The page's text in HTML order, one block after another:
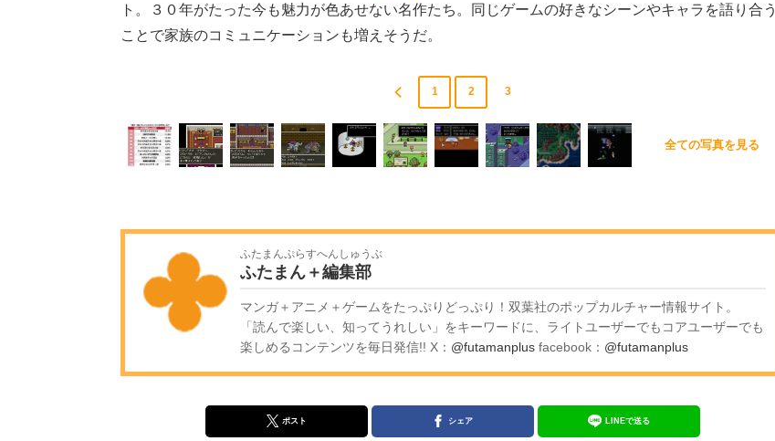
ト。３０年がたった今も魅力が色あせない名作たち。同じゲームの好きなシーンやキャラを語り合う
ことで家族のコミュニケーションも増えそうだ。
1 2 3
全ての写真を見る
ふたまんぷらすへんしゅうぶ
ふたまん＋編集部
マンガ＋アニメ＋ゲームをたっぷりどっぷり！双葉社のポップカルチャー情報サイト。
「読んで楽しい、知ってうれしい」をキーワードに、ライトユーザーでもコアユーザーでも
楽しめるコンテンツを毎日発信!! X： @futamanplus facebook： @futamanplus
ポスト シェア LINEで送る